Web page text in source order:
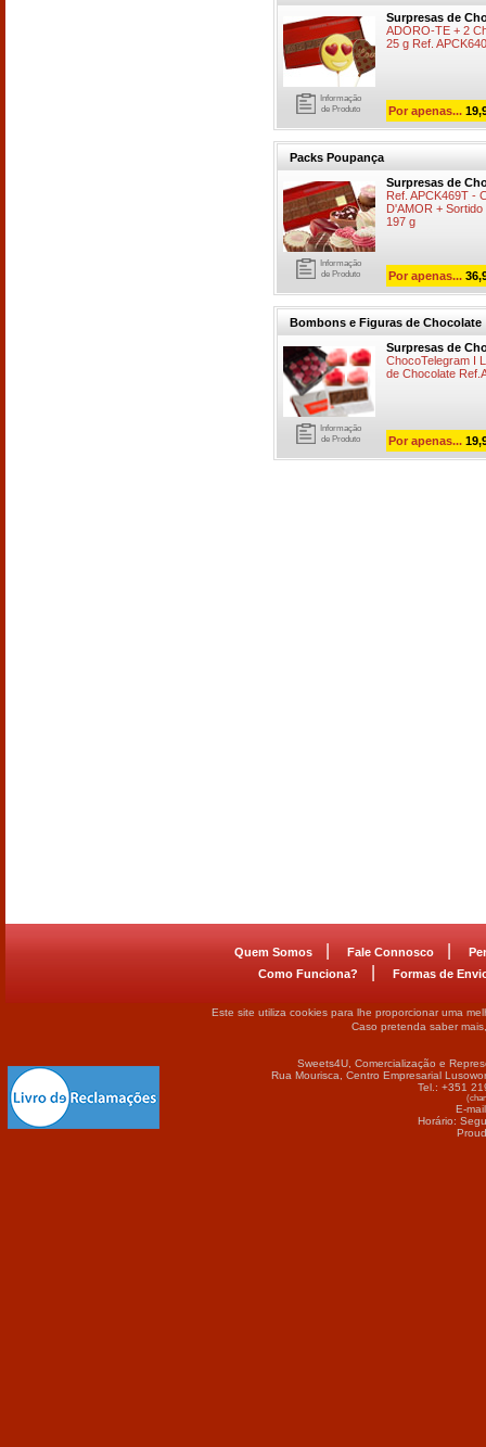
Informação
de Produto
Surpresas de
ADORO-TE + 2
25 g Ref. APCK640
Por apenas...
Packs Poupança
Informação
de Produto
Surpresas de
Ref. APCK469T -
D'AMOR +
197 g
Por apenas...
Bombons e Figuras de Chocolate
Informação
de Produto
Surpresas de
ChocoTelegram I
de Chocolate
Por apenas...
Quem Somos Fale Connosco
Como Funciona?
Formas de
Este site utiliza cookies para lhe proporcionar uma
Caso pretenda saber
Sweets4U, Comercialização e
Rua Mourisca, Centro Empresarial
Tel.: +351
E-
Horário: